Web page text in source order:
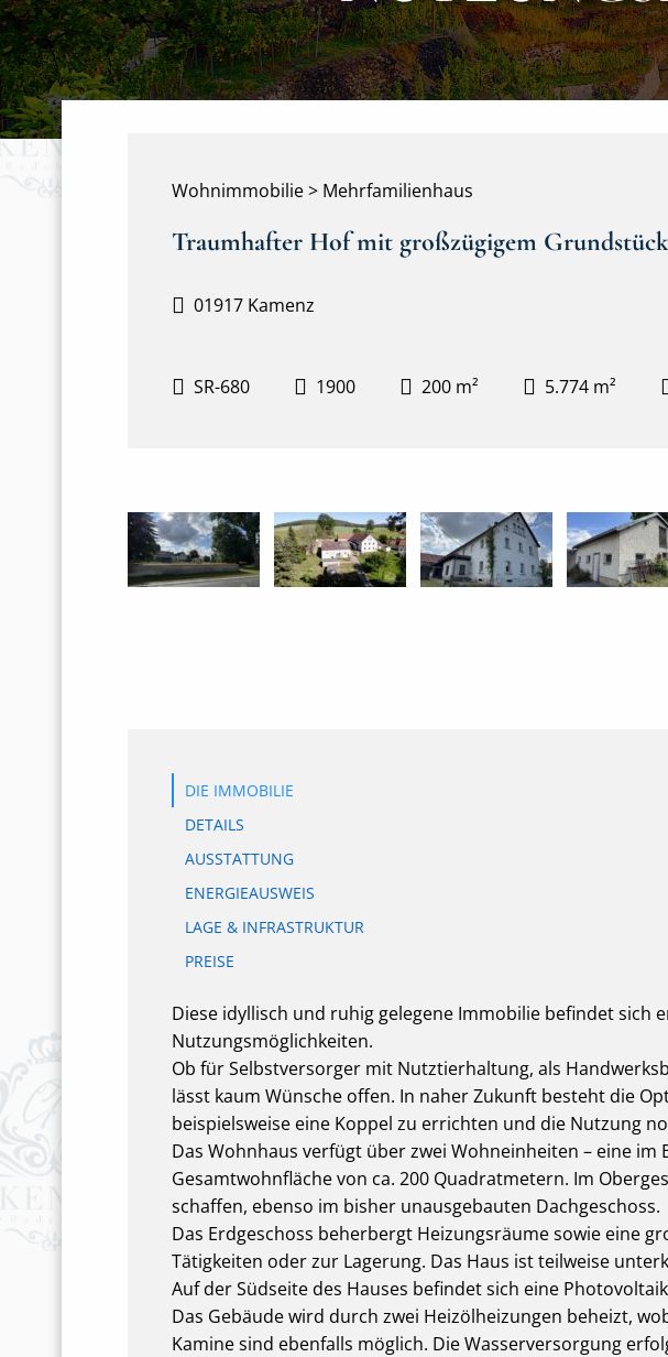
Wohnimmobilie > Mehrfamilienhaus
Traumhafter Hof mit großzügigem
01917 Kamenz
SR-680 1900 200 m² 5.774 m²
DIE IMMOBILIE
DETAILS
AUSSTATTUNG
ENERGIEAUSWEIS
LAGE & INFRASTRUKTUR
PREISE
Diese idyllisch und ruhig gelegene Immobilie befindet
Nutzungsmöglichkeiten.
Ob für Selbstversorger mit Nutztierhaltung, als
lässt kaum Wünsche offen. In naher Zukunft besteht die
beispielsweise eine Koppel zu errichten und die Nutzung
Das Wohnhaus verfügt über zwei Wohneinheiten – eine
Gesamtwohnfläche von ca. 200 Quadratmetern. Im
schaffen, ebenso im bisher unausgebauten Dachgeschoss.
Das Erdgeschoss beherbergt Heizungsräume sowie eine
Tätigkeiten oder zur Lagerung. Das Haus ist teilweise
Auf der Südseite des Hauses befindet sich eine
Das Gebäude wird durch zwei Heizölheizungen beheizt,
Kamine sind ebenfalls möglich. Die Wasserversorgung